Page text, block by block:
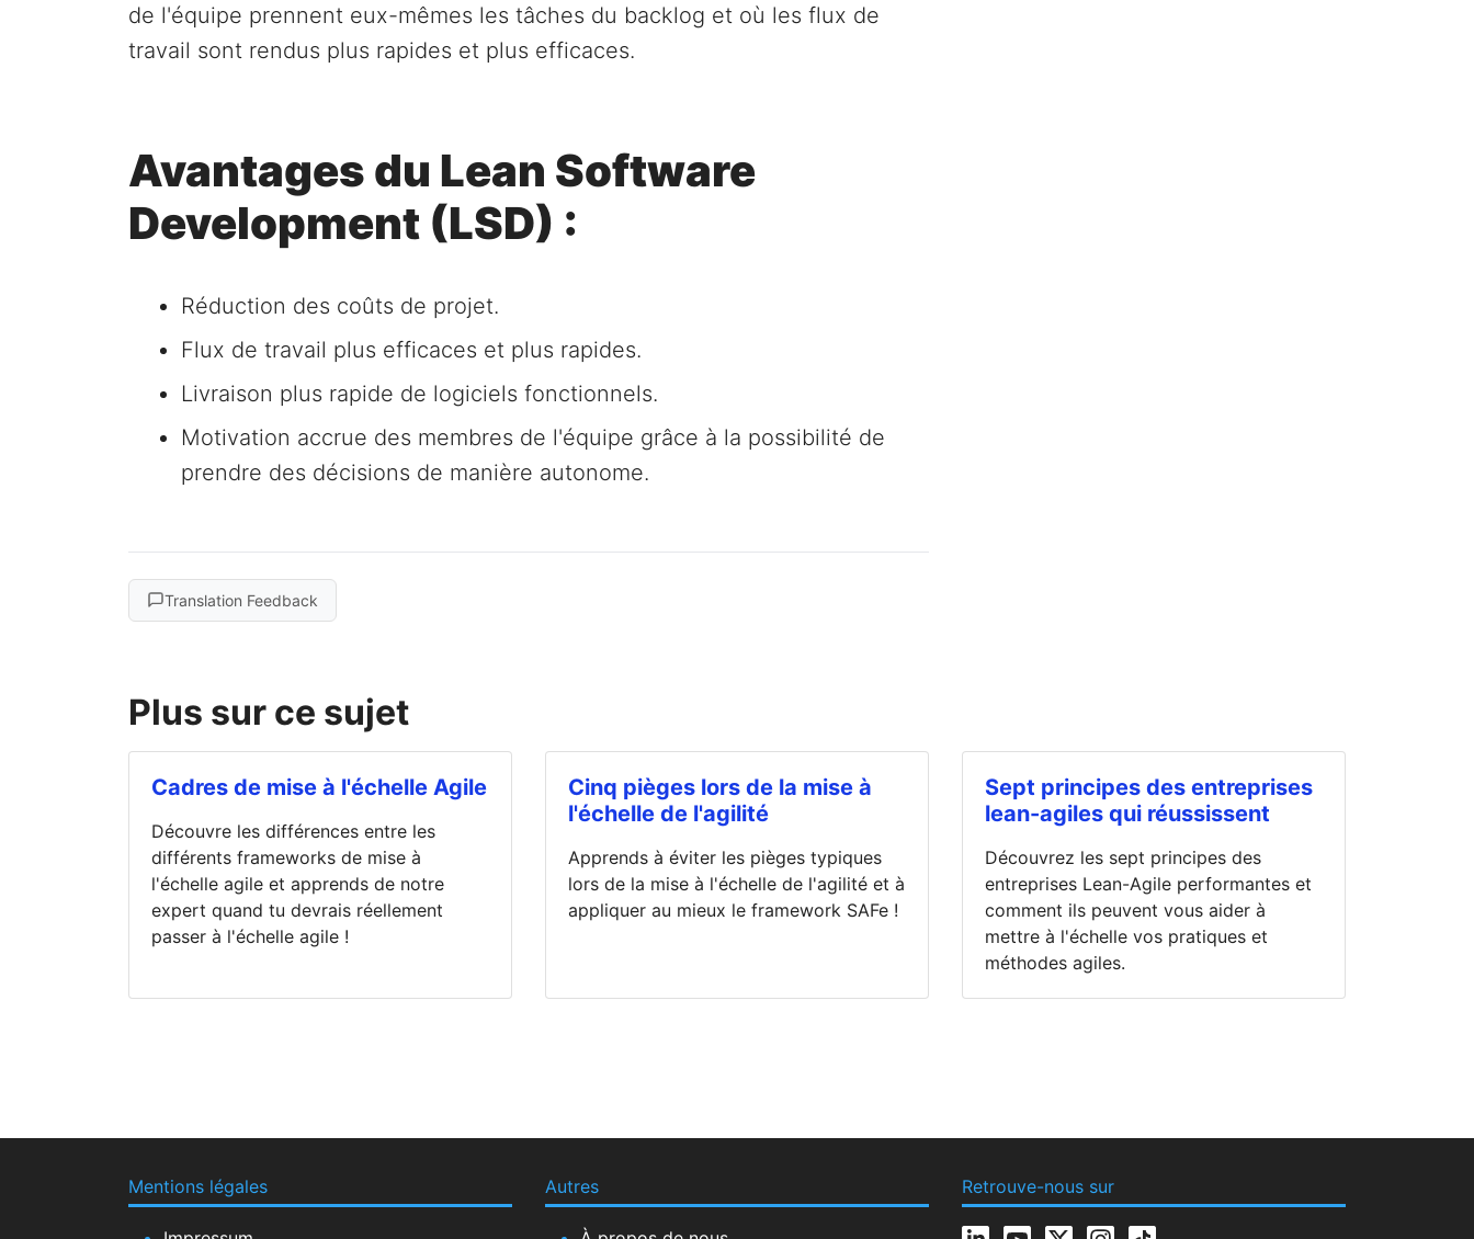
de l'équipe prennent eux-mêmes les tâches du backlog et où les flux de
travail sont rendus plus rapides et plus efficaces.
Avantages du Lean Software
Development (LSD) :
Réduction des coûts de projet.
Flux de travail plus efficaces et plus rapides.
Livraison plus rapide de logiciels fonctionnels.
Motivation accrue des membres de l'équipe grâce à la possibilité de
prendre des décisions de manière autonome.
Translation Feedback
Plus sur ce sujet
Cadres de mise à l'échelle Agile
Découvre les différences entre les
différents frameworks de mise à
l'échelle agile et apprends de notre
expert quand tu devrais réellement
passer à l'échelle agile !
Cinq pièges lors de la mise à
l'échelle de l'agilité
Apprends à éviter les pièges typiques
lors de la mise à l'échelle de l'agilité et à
appliquer au mieux le framework SAFe !
Sept principes des entreprises
lean-agiles qui réussissent
Découvrez les sept principes des
entreprises Lean-Agile performantes et
comment ils peuvent vous aider à
mettre à l'échelle vos pratiques et
méthodes agiles.
Mentions légales Autres Retrouve-nous sur